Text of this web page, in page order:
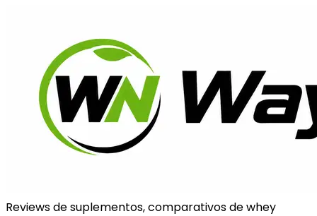
Reviews de suplementos, comparativos de whey